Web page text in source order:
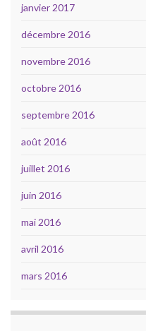
janvier 2017
décembre 2016
novembre 2016
octobre 2016
septembre 2016
août 2016
juillet 2016
juin 2016
mai 2016
avril 2016
mars 2016